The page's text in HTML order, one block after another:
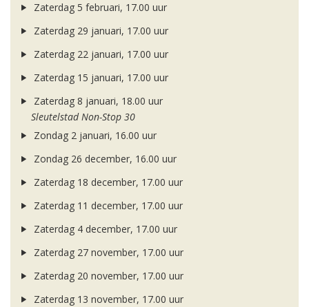
Zaterdag 5 februari, 17.00 uur
Zaterdag 29 januari, 17.00 uur
Zaterdag 22 januari, 17.00 uur
Zaterdag 15 januari, 17.00 uur
Zaterdag 8 januari, 18.00 uur
Sleutelstad Non-Stop 30
Zondag 2 januari, 16.00 uur
Zondag 26 december, 16.00 uur
Zaterdag 18 december, 17.00 uur
Zaterdag 11 december, 17.00 uur
Zaterdag 4 december, 17.00 uur
Zaterdag 27 november, 17.00 uur
Zaterdag 20 november, 17.00 uur
Zaterdag 13 november, 17.00 uur